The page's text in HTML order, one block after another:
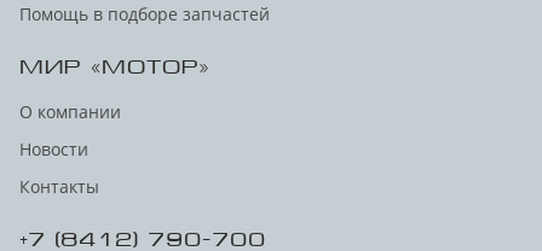
Помощь в подборе запчастей
МИР «МОТОР»
О компании
Новости
Контакты
+7 (8412) 790-700